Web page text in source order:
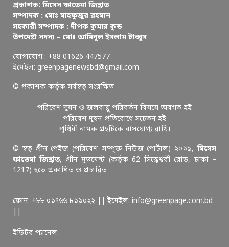
প্রকাশক: মিসেস ফাতেমা জিন্নাত
সম্পাদক : মোঃ মাহফুজুর রহমান
সহকারী সম্পাদক : দীপক কুমার কুন্ড
উপদেষ্টা সদস্য – মোঃ আমিনুল ইসলাম টাব্বুস
যোগাযোগ : +88 01626 447577
ইমেইল: greenpagenewsbd@gmail.com
© প্রকাশক কর্তৃক সর্বস্বত্ব সংরক্ষিত
পরিবেশ দূষন ও জলবায়ু পরিবর্তন বিষয়ে অবগত হই
পরিবেশ দূষন প্রতিরোধে সচেতন হই
পৃথিবী নামক গ্রহটিকে বাসযোগ্য রাখি।
© স্বত্ব গ্রীন পেইজ (পরিবেশ সম্পৃক্ত নিউজ পোর্টাল) ২০১৯, মিসেস
ফাতেমা জিন্নাত, গ্রীন মুভমেন্ট (কর্তৃক 62 সিদ্ধেশ্বরী রোড, ঢাকা –
1217) হতে প্রকাশিত ও প্রচারিত
ফোন: +৮৮ ০১৭৬৬ ৮১১০২২ || ইমেইল: info@greenpage.com.bd
ইডিটর প্যানেল: